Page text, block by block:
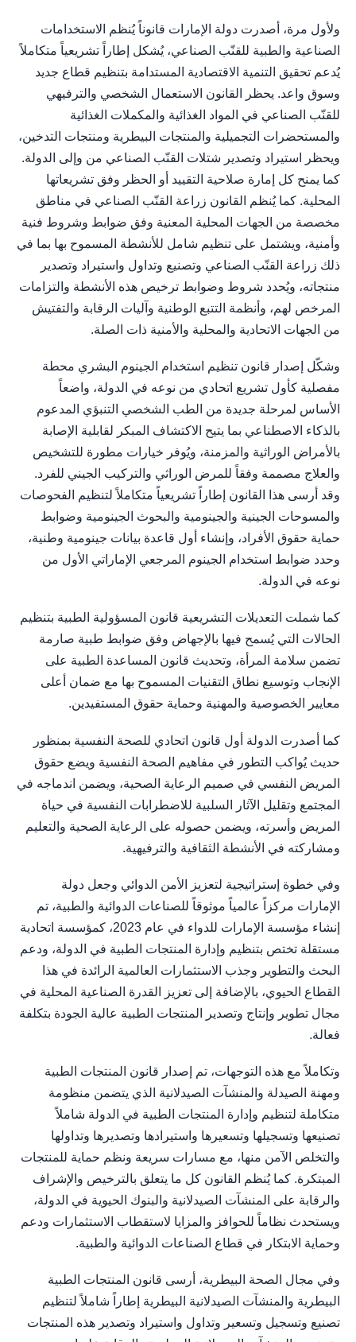
ولأول مرة، أصدرت دولة الإمارات قانوناً يُنظم الاستخدامات
الصناعية والطبية للقنّب الصناعي، يُشكل إطاراً تشريعياً متكاملاً
يُدعم تحقيق التنمية الاقتصادية المستدامة بتنظيم قطاع جديد
وسوق واعد. يحظر القانون الاستعمال الشخصي والترفيهي
للقنّب الصناعي في المواد الغذائية والمكملات الغذائية
والمستحضرات التجميلية والمنتجات البيطرية ومنتجات التدخين،
ويحظر استيراد وتصدير شتلات القنّب الصناعي من وإلى الدولة.
كما يمنح كل إمارة صلاحية التقييد أو الحظر وفق تشريعاتها
المحلية. كما يُنظم القانون زراعة القنّب الصناعي في مناطق
مخصصة من الجهات المحلية المعنية وفق ضوابط وشروط فنية
وأمنية، ويشتمل على تنظيم شامل للأنشطة المسموح بها بما في
ذلك زراعة القنّب الصناعي وتصنيع وتداول واستيراد وتصدير
منتجاته، ويُحدد شروط وضوابط ترخيص هذه الأنشطة والتزامات
المرخص لهم، وأنظمة التتبع الوطنية وآليات الرقابة والتفتيش
من الجهات الاتحادية والمحلية والأمنية ذات الصلة.
وشكّل إصدار قانون تنظيم استخدام الجينوم البشري محطة
مفصلية كأول تشريع اتحادي من نوعه في الدولة، واضعاً
الأساس لمرحلة جديدة من الطب الشخصي التنبؤي المدعوم
بالذكاء الاصطناعي بما يتيح الاكتشاف المبكر لقابلية الإصابة
بالأمراض الوراثية والمزمنة، ويُوفر خيارات مطورة للتشخيص
والعلاج مصممة وفقاً للمرض الوراثي والتركيب الجيني للفرد.
وقد أرسى هذا القانون إطاراً تشريعياً متكاملاً لتنظيم الفحوصات
والمسوحات الجينية والجينومية والبحوث الجينومية وضوابط
حماية حقوق الأفراد، وإنشاء أول قاعدة بيانات جينومية وطنية،
وحدد ضوابط استخدام الجينوم المرجعي الإماراتي الأول من
نوعه في الدولة.
كما شملت التعديلات التشريعية قانون المسؤولية الطبية بتنظيم
الحالات التي يُسمح فيها بالإجهاض وفق ضوابط طبية صارمة
تضمن سلامة المرأة، وتحديث قانون المساعدة الطبية على
الإنجاب وتوسيع نطاق التقنيات المسموح بها مع ضمان أعلى
معايير الخصوصية والمهنية وحماية حقوق المستفيدين.
كما أصدرت الدولة أول قانون اتحادي للصحة النفسية بمنظور
حديث يُواكب التطور في مفاهيم الصحة النفسية ويضع حقوق
المريض النفسي في صميم الرعاية الصحية، ويضمن اندماجه في
المجتمع وتقليل الآثار السلبية للاضطرابات النفسية في حياة
المريض وأسرته، ويضمن حصوله على الرعاية الصحية والتعليم
ومشاركته في الأنشطة الثقافية والترفيهية.
وفي خطوة إستراتيجية لتعزيز الأمن الدوائي وجعل دولة
الإمارات مركزاً عالمياً موثوقاً للصناعات الدوائية والطبية، تم
إنشاء مؤسسة الإمارات للدواء في عام 2023، كمؤسسة اتحادية
مستقلة تختص بتنظيم وإدارة المنتجات الطبية في الدولة، ودعم
البحث والتطوير وجذب الاستثمارات العالمية الرائدة في هذا
القطاع الحيوي، بالإضافة إلى تعزيز القدرة الصناعية المحلية في
مجال تطوير وإنتاج وتصدير المنتجات الطبية عالية الجودة بتكلفة
فعالة.
وتكاملاً مع هذه التوجهات، تم إصدار قانون المنتجات الطبية
ومهنة الصيدلة والمنشآت الصيدلانية الذي يتضمن منظومة
متكاملة لتنظيم وإدارة المنتجات الطبية في الدولة شاملاً
تصنيعها وتسجيلها وتسعيرها واستيرادها وتصديرها وتداولها
والتخلص الآمن منها، مع مسارات سريعة ونظم حماية للمنتجات
المبتكرة. كما يُنظم القانون كل ما يتعلق بالترخيص والإشراف
والرقابة على المنشآت الصيدلانية والبنوك الحيوية في الدولة،
ويستحدث نظاماً للحوافز والمزايا لاستقطاب الاستثمارات ودعم
وحماية الابتكار في قطاع الصناعات الدوائية والطبية.
وفي مجال الصحة البيطرية، أرسى قانون المنتجات الطبية
البيطرية والمنشآت الصيدلانية البيطرية إطاراً شاملاً لتنظيم
تصنيع وتسجيل وتسعير وتداول واستيراد وتصدير هذه المنتجات